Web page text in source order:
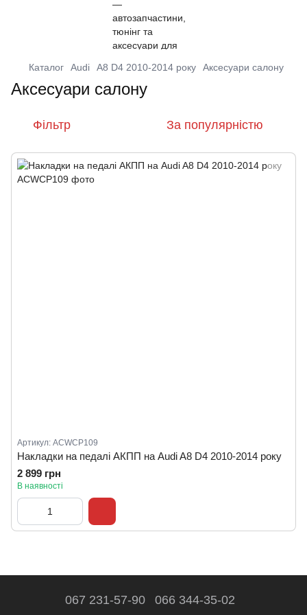
Каталог Audi A8 D4 2010-2014 року Аксесуари салону
Аксесуари салону
Фільтр За популярністю
Артикул: ACWCP109
Накладки на педалі АКПП на Audi A8 D4 2010-2014 року
2 899 грн
В наявності
067 231-57-90 066 344-35-02